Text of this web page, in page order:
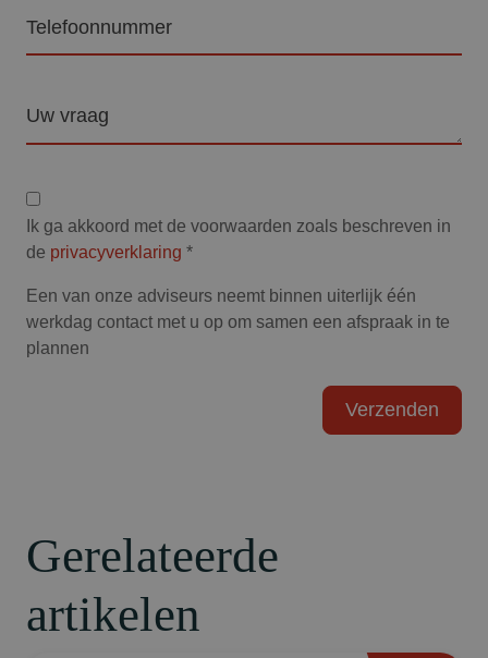
Privacyverklaring
Ik ga akkoord met de voorwaarden zoals beschreven in
de privacyverklaring *
Een van onze adviseurs neemt binnen uiterlijk één
werkdag contact met u op om samen een afspraak in te
plannen
Gerelateerde
artikelen